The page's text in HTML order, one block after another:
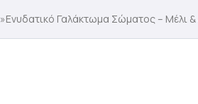
»Ενυδατικό Γαλάκτωμα Σώματος – Μέλι